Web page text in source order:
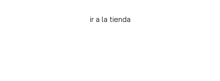
ir a la tienda